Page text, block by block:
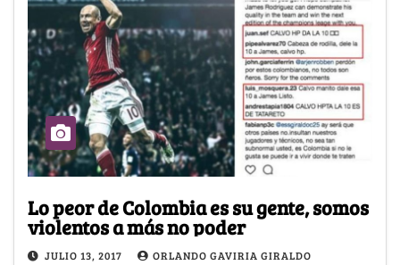
Lo peor de Colombia es su gente, somos
violentos a más no poder
JULIO 13, 2017 ORLANDO GAVIRIA GIRALDO